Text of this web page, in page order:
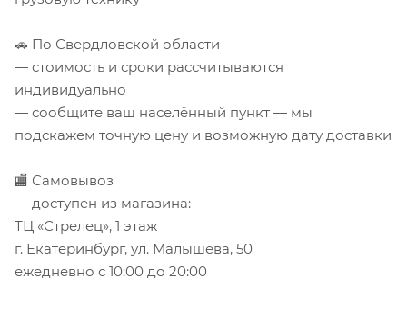
🚗 По Свердловской области
— стоимость и сроки рассчитываются
индивидуально
— сообщите ваш населённый пункт — мы
подскажем точную цену и возможную дату доставки
🏬 Самовывоз
— доступен из магазина:
ТЦ «Стрелец», 1 этаж
г. Екатеринбург, ул. Малышева, 50
ежедневно с 10:00 до 20:00